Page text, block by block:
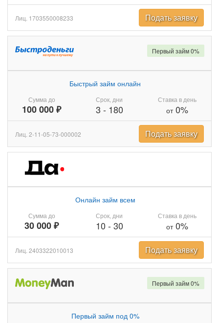
Лиц. 1703550008233 Подать заявку
Сумма до
100 000 ₽
Быстрый займ онлайн
Срок, дни
3 - 180
Ставка в день
от0%
Первый займ 0%
Лиц. 2-11-05-73-000002 Подать заявку
Сумма до
30 000 ₽
Онлайн займ всем
Срок, дни
10 - 30
Ставка в день
от0%
Лиц. 2403322010013 Подать заявку
Первый займ под 0%
Первый займ 0%